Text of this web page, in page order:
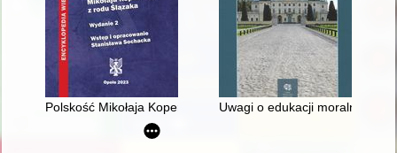
Polskość Mikołaja Kopernika z rodu ŚlązakaUwagi o edukacji moralnej